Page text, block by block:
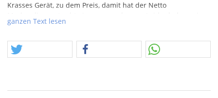
Krasses Gerät, zu dem Preis, damit hat der Netto
bisher nur wenige Stück davon, aber es rollen weitere Posten
ganzen Text lesen